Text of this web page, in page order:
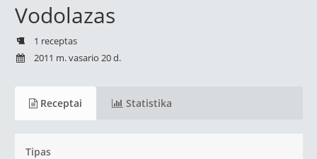
Vodolazas
1 receptas
2011 m. vasario 20 d.
Receptai Statistika
Tipas